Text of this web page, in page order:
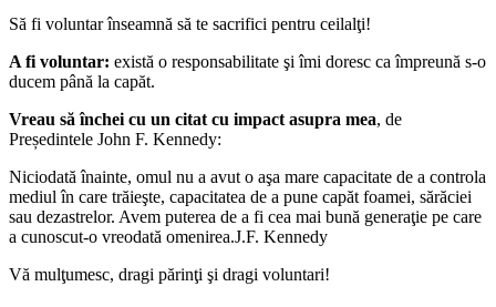
Să fi voluntar înseamnă să te sacrifici pentru ceilalţi!
A fi voluntar: există o responsabilitate şi îmi doresc ca împreună s-o
ducem până la capăt.
Vreau să închei cu un citat cu impact asupra mea, de
Președintele John F. Kennedy:
Niciodată înainte, omul nu a avut o aşa mare capacitate de a controla
mediul în care trăieşte, capacitatea de a pune capăt foamei, sărăciei
sau dezastrelor. Avem puterea de a fi cea mai bună generaţie pe care
a cunoscut-o vreodată omenirea.J.F. Kennedy
Vă mulţumesc, dragi părinţi şi dragi voluntari!